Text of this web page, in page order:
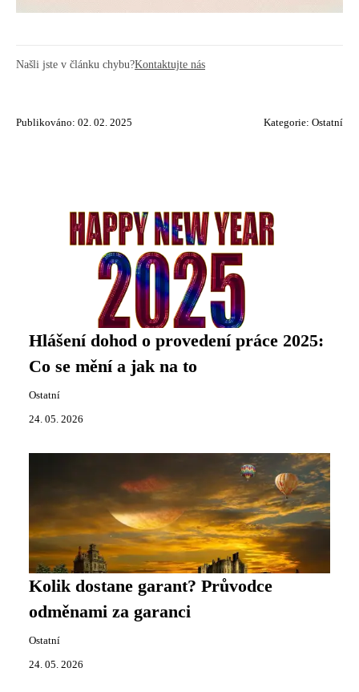
Našli jste v článku chybu?Kontaktujte nás
Publikováno: 02. 02. 2025 Kategorie: Ostatní
Hlášení dohod o provedení práce 2025:
Co se mění a jak na to
Ostatní
24. 05. 2026
Kolik dostane garant? Průvodce
odměnami za garanci
Ostatní
24. 05. 2026